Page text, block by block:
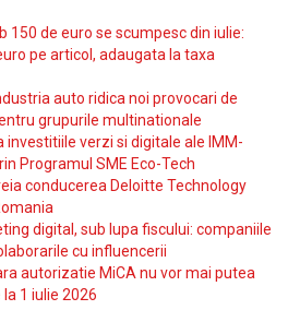
150 de euro se scumpesc din iulie:
pe articol, adaugata la taxa
auto ridica noi provocari de
grupurile multinationale
investitiile verzi si digitale ale IMM-
Programul SME Eco-Tech
conducerea Deloitte Technology
digital, sub lupa fiscului: companiile
cu influencerii
autorizatie MiCA nu vor mai putea
1 iulie 2026